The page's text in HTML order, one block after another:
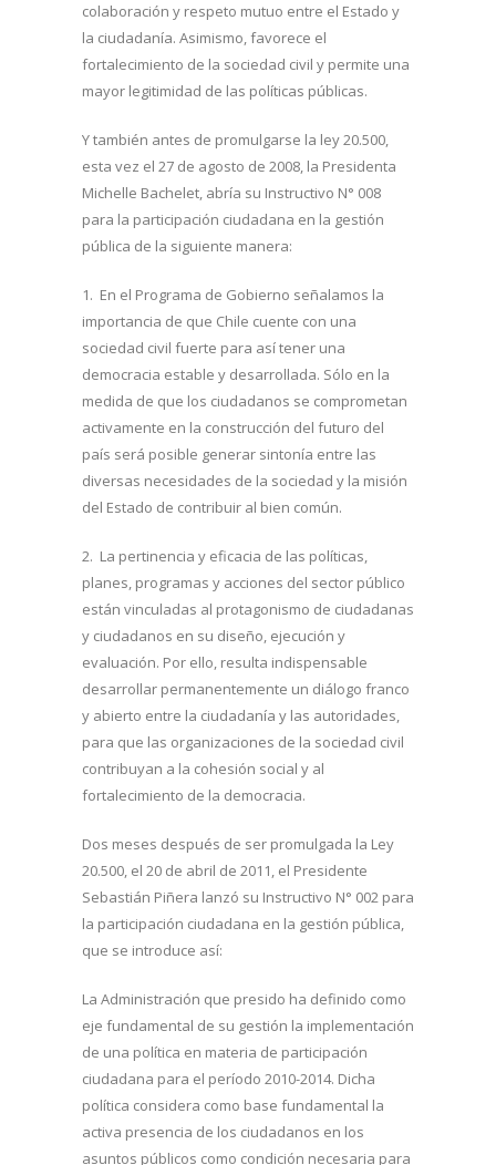
colaboración y respeto mutuo entre el Estado y
la ciudadanía. Asimismo, favorece el
fortalecimiento de la sociedad civil y permite una
mayor legitimidad de las políticas públicas.
Y también antes de promulgarse la ley 20.500,
esta vez el 27 de agosto de 2008, la Presidenta
Michelle Bachelet, abría su Instructivo N° 008
para la participación ciudadana en la gestión
pública de la siguiente manera:
1. En el Programa de Gobierno señalamos la
importancia de que Chile cuente con una
sociedad civil fuerte para así tener una
democracia estable y desarrollada. Sólo en la
medida de que los ciudadanos se comprometan
activamente en la construcción del futuro del
país será posible generar sintonía entre las
diversas necesidades de la sociedad y la misión
del Estado de contribuir al bien común.
2. La pertinencia y eficacia de las políticas,
planes, programas y acciones del sector público
están vinculadas al protagonismo de ciudadanas
y ciudadanos en su diseño, ejecución y
evaluación. Por ello, resulta indispensable
desarrollar permanentemente un diálogo franco
y abierto entre la ciudadanía y las autoridades,
para que las organizaciones de la sociedad civil
contribuyan a la cohesión social y al
fortalecimiento de la democracia.
Dos meses después de ser promulgada la Ley
20.500, el 20 de abril de 2011, el Presidente
Sebastián Piñera lanzó su Instructivo N° 002 para
la participación ciudadana en la gestión pública,
que se introduce así:
La Administración que presido ha definido como
eje fundamental de su gestión la implementación
de una política en materia de participación
ciudadana para el período 2010-2014. Dicha
política considera como base fundamental la
activa presencia de los ciudadanos en los
asuntos públicos como condición necesaria para